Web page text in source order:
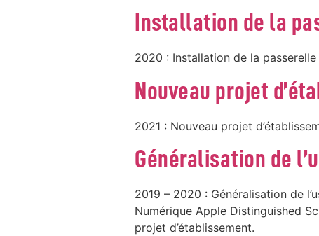
Installation de la
2020 : Installation de la
Nouveau projet
2021 : Nouveau projet
Généralisation de
2019 – 2020 : Généralisation de
Numérique Apple Distinguished
projet d’établissement.